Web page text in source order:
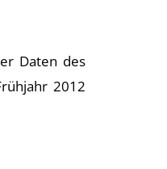
Daten des
2012